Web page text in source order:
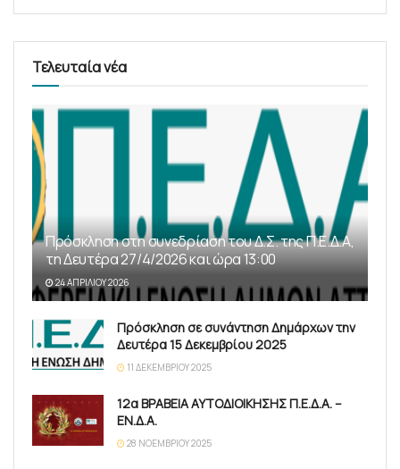
Τελευταία νέα
Πρόσκληση στη συνεδρίαση του Δ.Σ. της Π.Ε.Δ.Α,
τη Δευτέρα 27/4/2026 και ώρα 13:00
24 ΑΠΡΙΛΊΟΥ 2026
Πρόσκληση σε συνάντηση Δημάρχων την
Δευτέρα 15 Δεκεμβρίου 2025
11 ΔΕΚΕΜΒΡΊΟΥ 2025
12α ΒΡΑΒΕΙΑ ΑΥΤΟΔΙΟΙΚΗΣΗΣ Π.Ε.Δ.Α. –
ΕΝ.Δ.Α.
28 ΝΟΕΜΒΡΊΟΥ 2025